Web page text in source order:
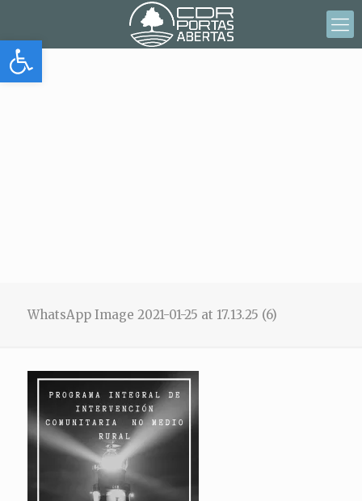
Abrir barra de herramientas
WhatsApp Image 2021-01-25 at 17.13.25 (6)